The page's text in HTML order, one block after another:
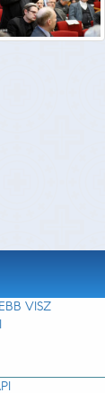
VISZ